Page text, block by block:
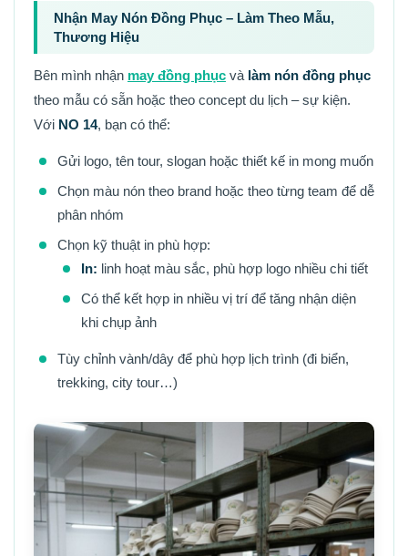
Nhận May Nón Đồng Phục – Làm Theo Mẫu,
Thương Hiệu
Bên mình nhận may đồng phục và làm nón đồng phục
theo mẫu có sẵn hoặc theo concept du lịch – sự kiện.
Với NO 14, bạn có thể:
Gửi logo, tên tour, slogan hoặc thiết kế in mong muốn
Chọn màu nón theo brand hoặc theo từng team để dễ
phân nhóm
Chọn kỹ thuật in phù hợp:
In: linh hoạt màu sắc, phù hợp logo nhiều chi tiết
Có thể kết hợp in nhiều vị trí để tăng nhận diện
khi chụp ảnh
Tùy chỉnh vành/dây để phù hợp lịch trình (đi biển,
trekking, city tour…)